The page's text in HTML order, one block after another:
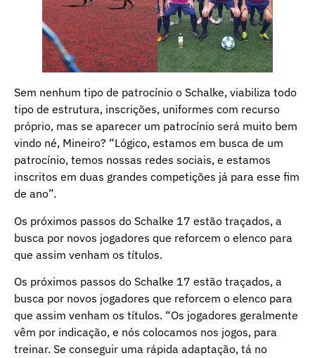
Sem nenhum tipo de patrocínio o Schalke, viabiliza todo
tipo de estrutura, inscrições, uniformes com recurso
próprio, mas se aparecer um patrocínio será muito bem
vindo né, Mineiro? “Lógico, estamos em busca de um
patrocínio, temos nossas redes sociais, e estamos
inscritos em duas grandes competições já para esse fim
de ano”.
Os próximos passos do Schalke 17 estão traçados, a
busca por novos jogadores que reforcem o elenco para
que assim venham os títulos.
Os próximos passos do Schalke 17 estão traçados, a
busca por novos jogadores que reforcem o elenco para
que assim venham os títulos. “Os jogadores geralmente
vêm por indicação, e nós colocamos nos jogos, para
treinar. Se conseguir uma rápida adaptação, tá no